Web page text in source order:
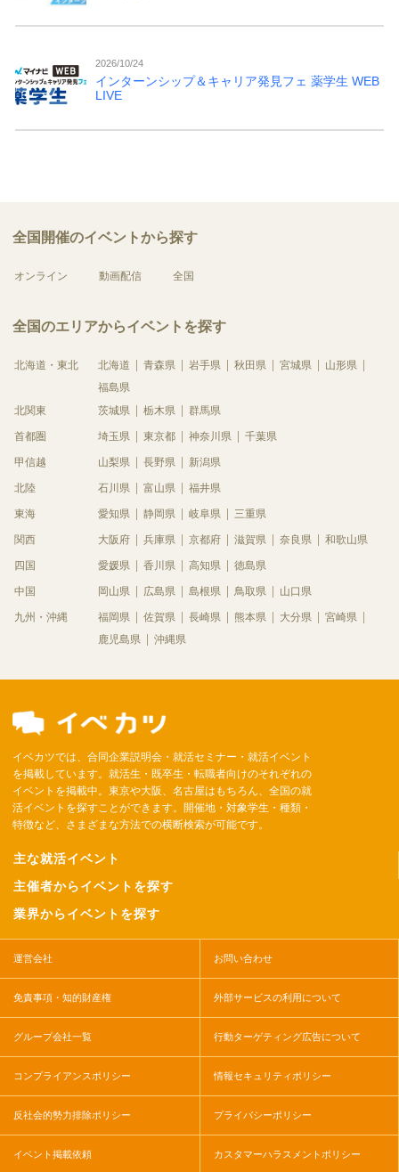
2026/10/24
インターンシップ＆キャリア発見フェ 薬学生 WEB
LIVE
全国開催のイベントから探す
オンライン 動画配信 全国
全国のエリアからイベントを探す
北海道・東北 北海道 青森県 岩手県 秋田県 宮城県
山形県
福島県
北関東
茨城県 栃木県 群馬県
首都圏 埼玉県 東京都 神奈川県 千葉県
甲信越 山梨県 長野県 新潟県
北陸 石川県 富山県 福井県
東海 愛知県 静岡県 岐阜県 三重県
関西 大阪府 兵庫県 京都府 滋賀県 奈良県 和歌山県
四国 愛媛県 香川県 高知県 徳島県
中国 岡山県 広島県 島根県 鳥取県 山口県
九州・沖縄 福岡県 佐賀県 長崎県 熊本県 大分県
宮崎県
鹿児島県
沖縄県
イベカツでは、合同企業説明会・就活セミナー・就活イベント
を掲載しています。就活生・既卒生・転職者向けのそれぞれの
イベントを掲載中。東京や大阪、名古屋はもちろん、全国の就
活イベントを探すことができます。開催地・対象学生・種類・
特徴など、さまざまな方法での横断検索が可能です。
主な就活イベント
主催者からイベントを探す
業界からイベントを探す
運営会社 お問い合わせ
免責事項・知的財産権 外部サービスの利用について
グループ会社一覧 行動ターゲティング広告について
コンプライアンスポリシー 情報セキュリティポリシー
反社会的勢力排除ポリシー プライバシーポリシー
イベント掲載依頼 カスタマーハラスメントポリシー